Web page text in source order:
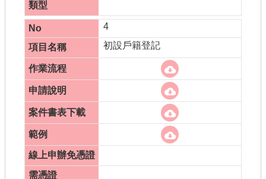
4
初設戶籍登記